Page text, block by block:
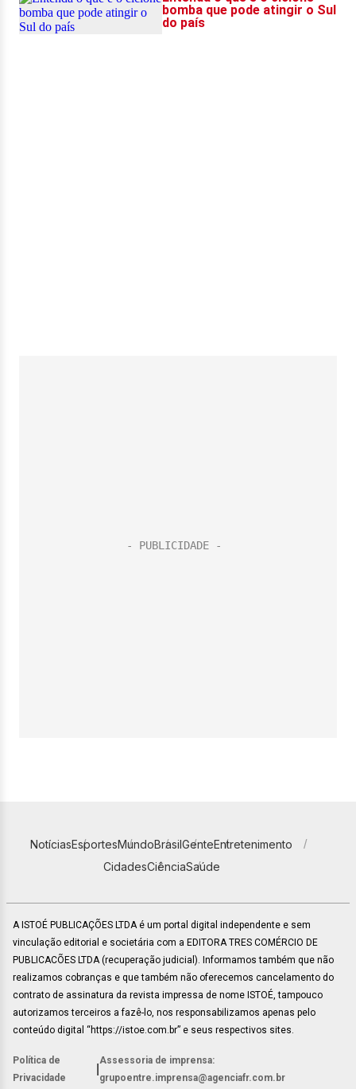
NotíciasEsportesMundoBrasilGenteEntretenimento
CidadesCiênciaSaúde
A ISTOÉ PUBLICAÇÕES LTDA é um portal digital independente e sem
vinculação editorial e societária com a EDITORA TRES COMÉRCIO DE
PUBLICACÕES LTDA (recuperação judicial). Informamos também que não
realizamos cobranças e que também não oferecemos cancelamento do
contrato de assinatura da revista impressa de nome ISTOÉ, tampouco
autorizamos terceiros a fazê-lo, nos responsabilizamos apenas pelo
conteúdo digital “https://istoe.com.br” e seus respectivos sites.
Política de
Privacidade
Assessoria de imprensa:
grupoentre.imprensa@agenciafr.com.br